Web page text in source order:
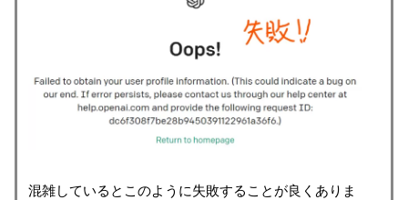
混雑しているとこのように失敗することが良くありま